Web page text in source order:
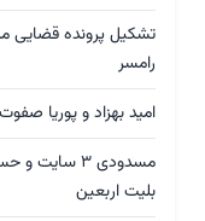
رامسر
امید بهزاد و پوریا
مسدودی ۳
بلیت اربعین